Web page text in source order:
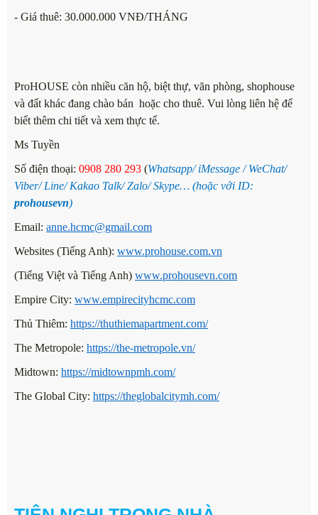
- Giá thuê: 30.000.000 VNĐ/THÁNG
ProHOUSE còn nhiều căn hộ, biệt thự, văn phòng, shophouse
và đất khác đang chào bán hoặc cho thuê. Vui lòng liên hệ để
biết thêm chi tiết và xem thực tế.
Ms Tuyền
Số điện thoại: 0908 280 293 (Whatsapp/ iMessage / WeChat/
Viber/ Line/ Kakao Talk/ Zalo/ Skype… (hoặc với ID:
prohousevn)
Email: anne.hcmc@gmail.com
Websites (Tiếng Anh): www.prohouse.com.vn
(Tiếng Việt và Tiếng Anh) www.prohousevn.com
Empire City: www.empirecityhcmc.com
Thủ Thiêm: https://thuthiemapartment.com/
The Metropole: https://the-metropole.vn/
Midtown: https://midtownpmh.com/
The Global City: https://theglobalcitymh.com/